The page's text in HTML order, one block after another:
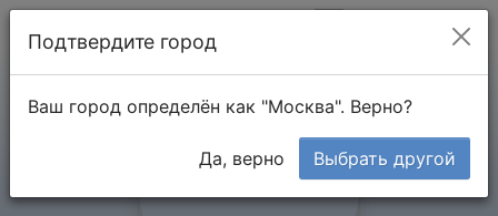
Подтвердите город
Ваш город определён как "Москва". Верно?
Да, верно Выбрать другой